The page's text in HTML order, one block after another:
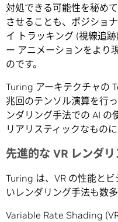
対処できる可能性を秘め
させることも、ポジショ
イ トラッキング (視線追
ー アニメーションをより
のです。
Turing アーキテクチャの
兆回のテンソル演算を行
ンダリング手法での AI の
リアリスティックなもの
先進的な VR レンダ
Turing は、VR の性能と
いレンダリング手法も数多
Variable Rate Shading